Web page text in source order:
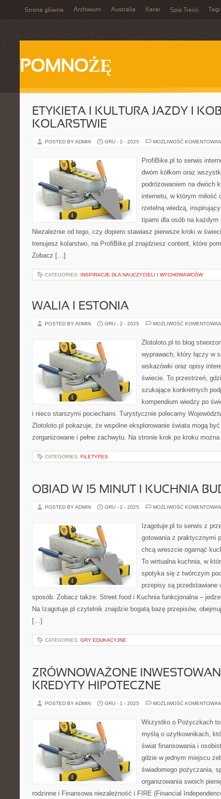
Strona główna Archiwum Australia Katar Spis Treści Tagi
POMNOŻĘ
ETYKIETA I KULTURA JAZDY I
KOLARSTWIE
POSTED BY ADMIN GRU - 2 - 2025 MOŻLIWOŚĆ
ProfiBike.pl to serwis
dwóm kółkom oraz
podróżowaniem na dwóch
internetu, w którym miłość
rzetelną wiedzą,
tipami dla osób na każdym
Niezależnie od tego, czy dopiero stawiasz pierwsze kroki w
trenujesz kolarstwo, na ProfiBike.pl znajdziesz content, które
Zobacz […]
CATEGORIES: INSPIRACJE DLA NAUCZYCIELI I WYCHOWAWCÓW
WALIA I ESTONIA
POSTED BY ADMIN GRU - 2 - 2025 MOŻLIWOŚĆ
Zlotoloto.pl to blog
wyprawach, który łączy w
wskazówki oraz opisy
świecie. To przestrzeń,
szukające konkretnych
kompendium wiedzy po
i nieco starszymi pociechami. Turystycznie polecamy
Zlotoloto.pl pokazuje, że wspólne eksplorowanie świata mogą
zorganizowane i pełne zachwytu. Na stronie krok po kroku
CATEGORIES: FILETYPES
OBIAD W 15 MINUT I KUCHNIA
POSTED BY ADMIN GRU - 2 - 2025 MOŻLIWOŚĆ
Izagotuje.pl to serwis z
gotowania z praktycznymi
chcą wreszcie ogarnąć
To wirtualna kuchnia, w
spotyka się z twórczym
przepisy są
sposób. Zobacz także: Street food i Kuchnia funkcjonalna –
Na Izagotuje.pl czytelnik znajdzie bogatą bazę przepisów,
[…]
CATEGORIES: GRY EDUKACYJNE
ZRÓWNOWAŻONE
KREDYTY HIPOTECZNE
POSTED BY ADMIN GRU - 1 - 2025 MOŻLIWOŚĆ
Wszystko o Pożyczkach
myślą o użytkownikach,
świat finansowania i
gdzie w jednym miejscu
świadomego pożyczania,
organizowania swoich
rodzinne i Finansowa niezależność i FIRE (Financial